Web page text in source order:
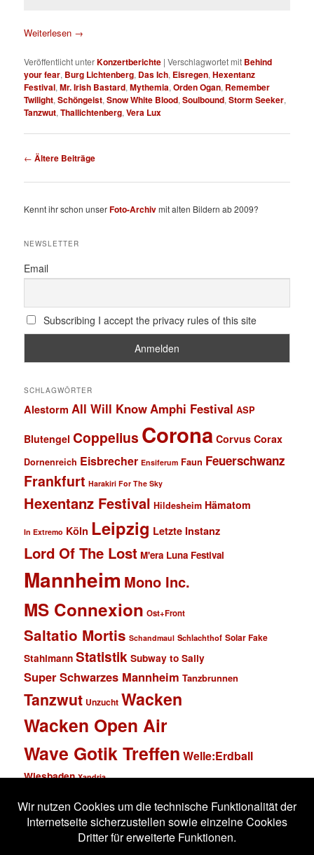
Weiterlesen →
Veröffentlicht unterKonzertberichte |Verschlagwortet mit Behind
your fear, Burg Lichtenberg, Das Ich, Eisregen,Hexentanz
Festival,Mr. Irish Bastard,Mythemia,Orden Ogan, Remember
Twilight,Schöngeist,Snow White Blood,Soulbound,Storm Seeker,
Tanzwut,Thallichtenberg,Vera Lux
Beitragsnavigation
← Ältere Beiträge
Kennt ihr schon unserFoto-Archivmit alten Bildern ab 2009?
NEWSLETTER
Email
Subscribing I accept the privacy rules of this site
SCHLAGWÖRTER
Alestorm All Will KnowAmphi Festival ASP
Blutengel Coppelius Corona Corvus Corax
Dornenreich Eisbrecher Ensiferum Faun Feuerschwanz
Frankfurt Harakiri For The Sky
Hexentanz Festival Hildesheim Hämatom
In Extremo Köln Leipzig Letzte Instanz
Lord Of The Lost M'era Luna Festival
Mannheim Mono Inc.
MS Connexion Ost+Front
Saltatio Mortis Schandmaul Schlachthof Solar Fake
Stahlmann Statistik Subway to Sally
Super Schwarzes Mannheim Tanzbrunnen
Tanzwut Unzucht Wacken
Wacken Open Air
Wave Gotik Treffen Welle:Erdball
Wiesbaden Xandria
Impressum